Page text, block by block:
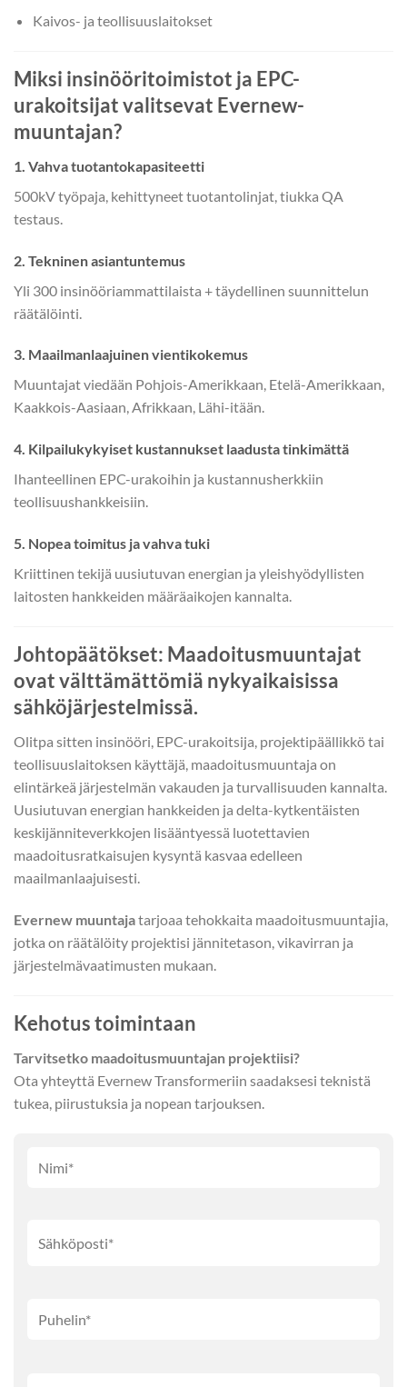
Kaivos- ja teollisuuslaitokset
Miksi insinööritoimistot ja EPC-
urakoitsijat valitsevat Evernew-
muuntajan?
1. Vahva tuotantokapasiteetti
500kV työpaja, kehittyneet tuotantolinjat, tiukka QA
testaus.
2. Tekninen asiantuntemus
Yli 300 insinööriammattilaista + täydellinen suunnittelun
räätälöinti.
3. Maailmanlaajuinen vientikokemus
Muuntajat viedään Pohjois-Amerikkaan, Etelä-Amerikkaan,
Kaakkois-Aasiaan, Afrikkaan, Lähi-itään.
4. Kilpailukykyiset kustannukset laadusta tinkimättä
Ihanteellinen EPC-urakoihin ja kustannusherkkiin
teollisuushankkeisiin.
5. Nopea toimitus ja vahva tuki
Kriittinen tekijä uusiutuvan energian ja yleishyödyllisten
laitosten hankkeiden määräaikojen kannalta.
Johtopäätökset: Maadoitusmuuntajat
ovat välttämättömiä nykyaikaisissa
sähköjärjestelmissä.
Olitpa sitten insinööri, EPC-urakoitsija, projektipäällikkö tai
teollisuuslaitoksen käyttäjä, maadoitusmuuntaja on
elintärkeä järjestelmän vakauden ja turvallisuuden kannalta.
Uusiutuvan energian hankkeiden ja delta-kytkentäisten
keskijänniteverkkojen lisääntyessä luotettavien
maadoitusratkaisujen kysyntä kasvaa edelleen
maailmanlaajuisesti.
Evernew muuntajatarjoaa tehokkaita maadoitusmuuntajia,
jotka on räätälöity projektisi jännitetason, vikavirran ja
järjestelmävaatimusten mukaan.
Kehotus toimintaan
Tarvitsetko maadoitusmuuntajan projektiisi?
Ota yhteyttä Evernew Transformeriin saadaksesi teknistä
tukea, piirustuksia ja nopean tarjouksen.